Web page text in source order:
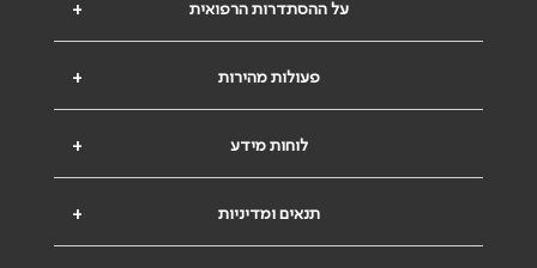
+ על ההסתדרות הרפואית
+ פעולות מהירות
+ לוחות מידע
+ תנאים ומדיניות